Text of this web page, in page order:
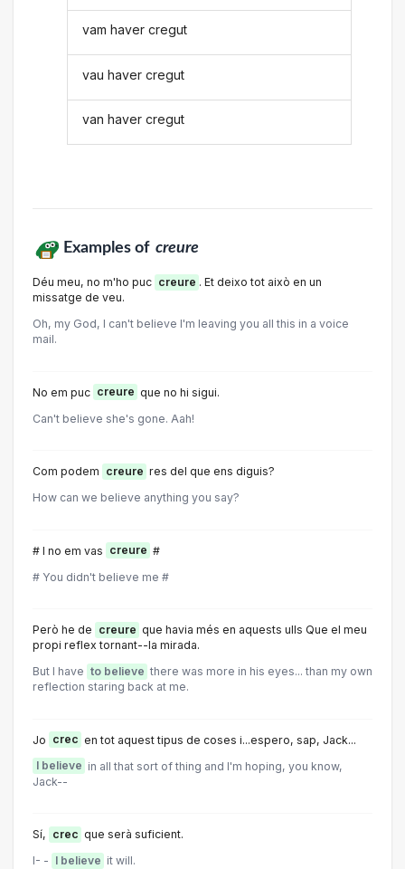
vam haver cregut
vau haver cregut
van haver cregut
Examples of creure
Déu meu, no m'ho puc creure . Et deixo tot això en un
missatge de veu.
Oh, my God, I can't believe I'm leaving you all this in a voice
mail.
No em puc creure que no hi sigui.
Can't believe she's gone. Aah!
Com podem creure res del que ens diguis?
How can we believe anything you say?
# I no em vas creure #
# You didn't believe me #
Però he de creure que havia més en aquests ulls Que el meu
propi reflex tornant--la mirada.
But I have to believe there was more in his eyes... than my own
reflection staring back at me.
Jo crec en tot aquest tipus de coses i...espero, sap, Jack...
I believe in all that sort of thing and I'm hoping, you know,
Jack--
Sí, crec que serà suficient.
I- - I believe it will.